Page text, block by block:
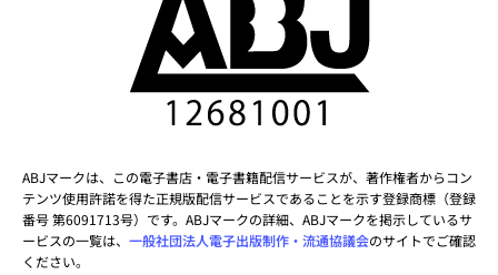
ABJマークは、この電子書店・電子書籍配信サービスが、著作権者からコン
テンツ使用許諾を得た正規版配信サービスであることを示す登録商標（登録
番号 第6091713号）です。ABJマークの詳細、ABJマークを掲示しているサ
ービスの一覧は、 一般社団法人電子出版制作・流通協議会のサイトでご確認
ください。